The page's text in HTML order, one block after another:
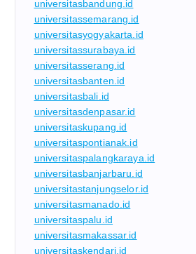
universitasbandung.id
universitassemarang.id
universitasyogyakarta.id
universitassurabaya.id
universitasserang.id
universitasbanten.id
universitasbali.id
universitasdenpasar.id
universitaskupang.id
universitaspontianak.id
universitaspalangkaraya.id
universitasbanjarbaru.id
universitastanjungselor.id
universitasmanado.id
universitaspalu.id
universitasmakassar.id
universitaskendari.id